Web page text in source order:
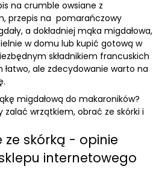
na crumble owsiane z
, przepis na pomarańczowy
a dokładniej mąka migdałowa,
w domu lub kupić gotową w
składnikiem francuskich
łatwo, ale zdecydowanie warto na
migdałową do makaroników?
zalać wrzątkiem, obrać ze skórki i
skórką - opinie
internetowego